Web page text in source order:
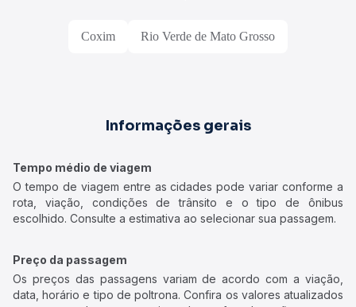
Coxim Rio Verde de Mato Grosso
Informações gerais
Tempo médio de viagem
O tempo de viagem entre as cidades pode variar conforme a
rota, viação, condições de trânsito e o tipo de ônibus
escolhido. Consulte a estimativa ao selecionar sua passagem.
Preço da passagem
Os preços das passagens variam de acordo com a viação,
data, horário e tipo de poltrona. Confira os valores atualizados